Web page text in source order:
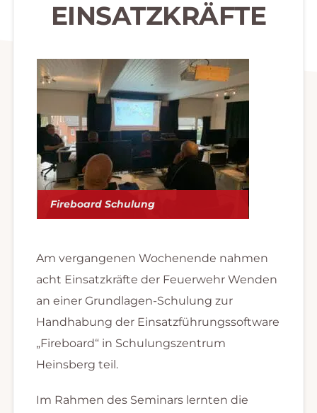
EINSATZKRÄFTE
Fireboard Schulung
Am vergangenen Wochenende nahmen
acht Einsatzkräfte der Feuerwehr Wenden
an einer Grundlagen-Schulung zur
Handhabung der Einsatzführungssoftware
„Fireboard“ in Schulungszentrum
Heinsberg teil.
Im Rahmen des Seminars lernten die